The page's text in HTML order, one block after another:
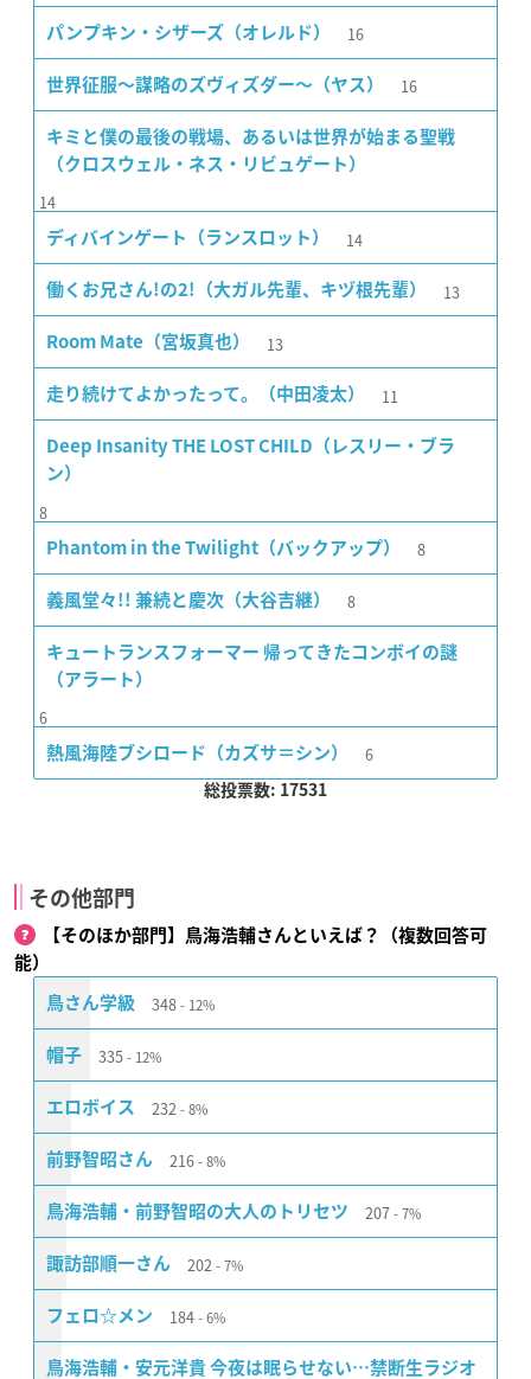
パンプキン・シザーズ（オレルド） 16
世界征服〜謀略のズヴィズダー〜（ヤス） 16
キミと僕の最後の戦場、あるいは世界が始まる聖戦
（クロスウェル・ネス・リビュゲート）
14
ディバインゲート（ランスロット） 14
働くお兄さん!の2!（大ガル先輩、キヅ根先輩） 13
Room Mate（宮坂真也） 13
走り続けてよかったって。（中田凌太） 11
Deep Insanity THE LOST CHILD（レスリー・ブラ
ン）
8
Phantom in the Twilight（バックアップ） 8
義風堂々!! 兼続と慶次（大谷吉継） 8
キュートランスフォーマー 帰ってきたコンボイの謎
（アラート）
6
熱風海陸ブシロード（カズサ＝シン） 6
総投票数: 17531
その他部門
【そのほか部門】鳥海浩輔さんといえば？（複数回答可
能）
鳥さん学級 348 12%
帽子 335 12%
エロボイス 232 8%
前野智昭さん 216 8%
鳥海浩輔・前野智昭の大人のトリセツ 207 7%
諏訪部順一さん 202 7%
フェロ☆メン 184 6%
鳥海浩輔・安元洋貴 今夜は眠らせない…禁断生ラジオ